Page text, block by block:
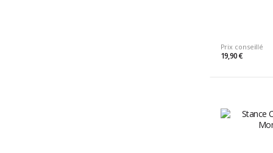
Prix conseillé
19,90 €